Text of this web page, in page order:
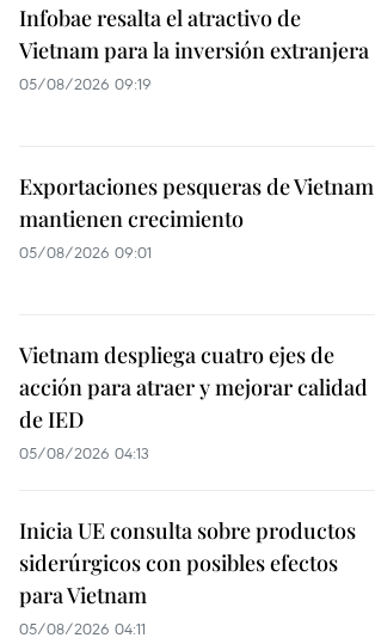
Infobae resalta el atractivo de
Vietnam para la inversión extranjera
05/08/2026 09:19
Exportaciones pesqueras de Vietnam
mantienen crecimiento
05/08/2026 09:01
Vietnam despliega cuatro ejes de
acción para atraer y mejorar calidad
de IED
05/08/2026 04:13
Inicia UE consulta sobre productos
siderúrgicos con posibles efectos
para Vietnam
05/08/2026 04:11